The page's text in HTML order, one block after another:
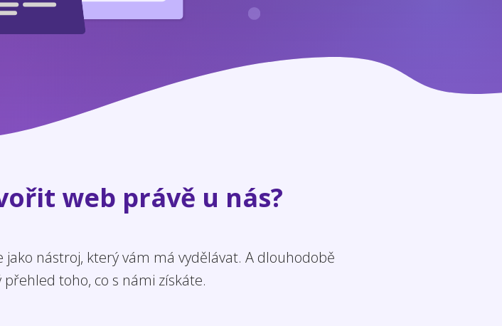
web právě u nás?
nástroj, který vám má vydělávat. A dlouhodobě
toho, co s námi získáte.